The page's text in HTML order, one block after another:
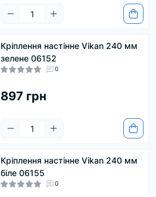
Кріплення настінне Vikan 240 мм
зелене 06152
0
897 грн
Кріплення настінне Vikan 240 мм
біле 06155
0